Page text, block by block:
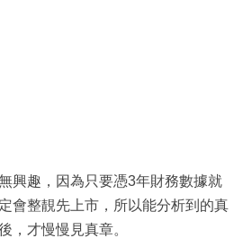
興趣，因為只要憑3年財務數據就
會整靚先上市，所以能分析到的真
，才慢慢見真章。